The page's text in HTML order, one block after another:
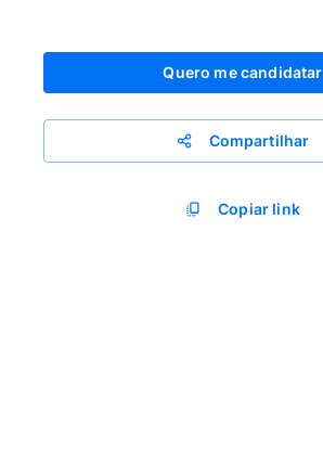
Quero me candidatar
Compartilhar
Copiar link